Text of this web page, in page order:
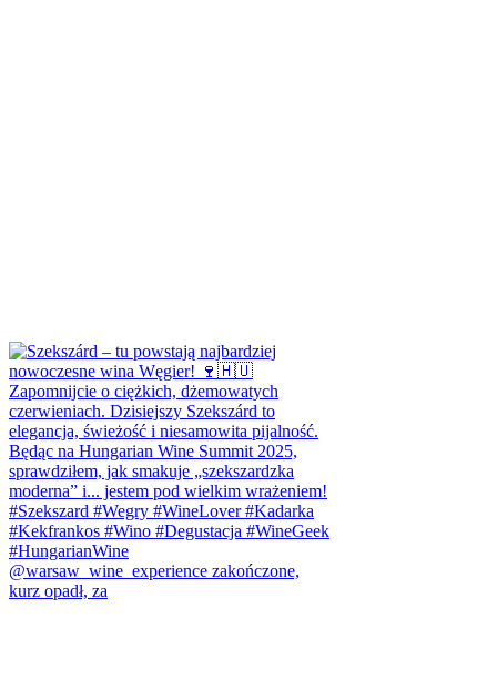
@warsaw_wine_experience zakończone,
kurz opadł, za